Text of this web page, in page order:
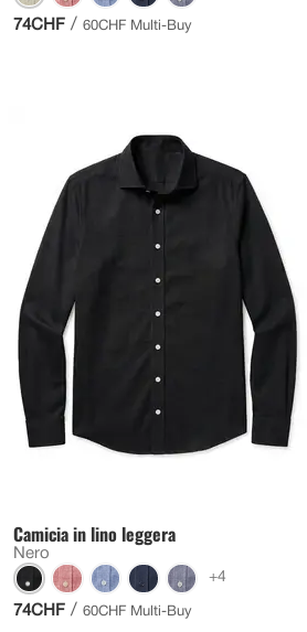
74CHF / 60CHF Multi-Buy
Camicia in lino leggera
Nero
+4
74CHF / 60CHF Multi-Buy